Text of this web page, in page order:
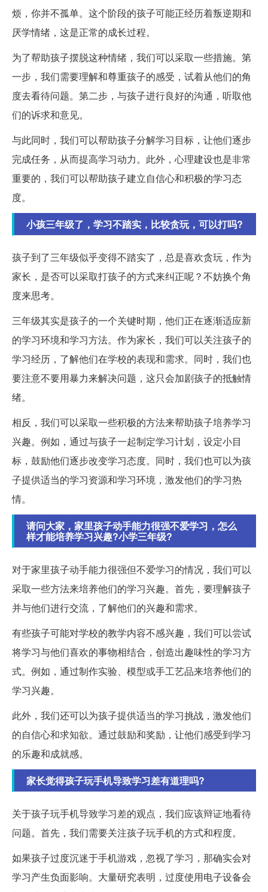
烦，你并不孤单。这个阶段的孩子可能正经历着叛逆期和
厌学情绪，这是正常的成长过程。
为了帮助孩子摆脱这种情绪，我们可以采取一些措施。第
一步，我们需要理解和尊重孩子的感受，试着从他们的角
度去看待问题。第二步，与孩子进行良好的沟通，听取他
们的诉求和意见。
与此同时，我们可以帮助孩子分解学习目标，让他们逐步
完成任务，从而提高学习动力。此外，心理建设也是非常
重要的，我们可以帮助孩子建立自信心和积极的学习态
度。
小孩三年级了，学习不踏实，比较贪玩，可以打吗?
孩子到了三年级似乎变得不踏实了，总是喜欢贪玩，作为
家长，是否可以采取打孩子的方式来纠正呢？不妨换个角
度来思考。
三年级其实是孩子的一个关键时期，他们正在逐渐适应新
的学习环境和学习方法。作为家长，我们可以关注孩子的
学习经历，了解他们在学校的表现和需求。同时，我们也
要注意不要用暴力来解决问题，这只会加剧孩子的抵触情
绪。
相反，我们可以采取一些积极的方法来帮助孩子培养学习
兴趣。例如，通过与孩子一起制定学习计划，设定小目
标，鼓励他们逐步改变学习态度。同时，我们也可以为孩
子提供适当的学习资源和学习环境，激发他们的学习热
情。
请问大家，家里孩子动手能力很强不爱学习，怎么
样才能培养学习兴趣?小学三年级?
对于家里孩子动手能力很强但不爱学习的情况，我们可以
采取一些方法来培养他们的学习兴趣。首先，要理解孩子
并与他们进行交流，了解他们的兴趣和需求。
有些孩子可能对学校的教学内容不感兴趣，我们可以尝试
将学习与他们喜欢的事物相结合，创造出趣味性的学习方
式。例如，通过制作实验、模型或手工艺品来培养他们的
学习兴趣。
此外，我们还可以为孩子提供适当的学习挑战，激发他们
的自信心和求知欲。通过鼓励和奖励，让他们感受到学习
的乐趣和成就感。
家长觉得孩子玩手机导致学习差有道理吗?
关于孩子玩手机导致学习差的观点，我们应该辩证地看待
问题。首先，我们需要关注孩子玩手机的方式和程度。
如果孩子过度沉迷于手机游戏，忽视了学习，那确实会对
学习产生负面影响。大量研究表明，过度使用电子设备会